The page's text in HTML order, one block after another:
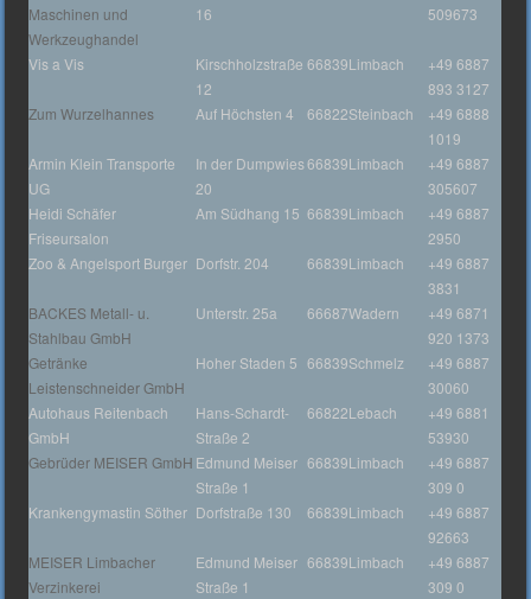
Maschinen und
Werkzeughandel
16
509673
Vis a Vis
Kirschholzstraße
12
66839Limbach
+49 6887
893 3127
Zum Wurzelhannes
Auf Höchsten 4 66822Steinbach
+49 6888
1019
Armin Klein Transporte
UG
In der Dumpwies
20
66839Limbach
+49 6887
305607
Heidi Schäfer
Friseursalon
Am Südhang 15 66839Limbach
+49 6887
2950
Zoo & Angelsport Burger Dorfstr. 204 66839Limbach
+49 6887
3831
BACKES Metall- u.
Stahlbau GmbH
Unterstr. 25a 66687Wadern
+49 6871
920 1373
Getränke
Leistenschneider GmbH
Hoher Staden 5 66839Schmelz
+49 6887
30060
Autohaus Reitenbach
GmbH
Hans-Schardt-
Straße 2
66822Lebach
+49 6881
53930
Gebrüder MEISER GmbH Edmund Meiser
Straße 1
66839Limbach
+49 6887
309 0
Krankengymastin Söther Dorfstraße 130 66839Limbach
+49 6887
92663
MEISER Limbacher
Verzinkerei
Edmund Meiser
Straße 1
66839Limbach
+49 6887
309 0